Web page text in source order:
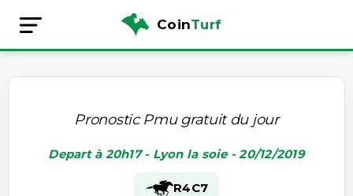
CoinTurf
Pronostic Pmu gratuit du jour
Depart à 20h17 - Lyon la soie - 20/12/2019
R4C7